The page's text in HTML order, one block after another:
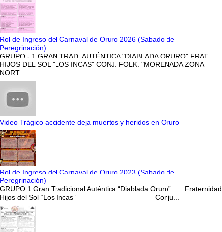
Rol de Ingreso del Carnaval de Oruro 2026 (Sabado de
Peregrinación)
GRUPO - 1 GRAN TRAD. AUTÉNTICA "DIABLADA ORURO" FRAT.
HIJOS DEL SOL "LOS INCAS" CONJ. FOLK. "MORENADA ZONA
NORT...
Video Trágico accidente deja muertos y heridos en Oruro
Rol de Ingreso del Carnaval de Oruro 2023 (Sabado de
Peregrinación)
GRUPO 1 Gran Tradicional Auténtica “Diablada Oruro” Fraternidad
Hijos del Sol “Los Incas” Conju...